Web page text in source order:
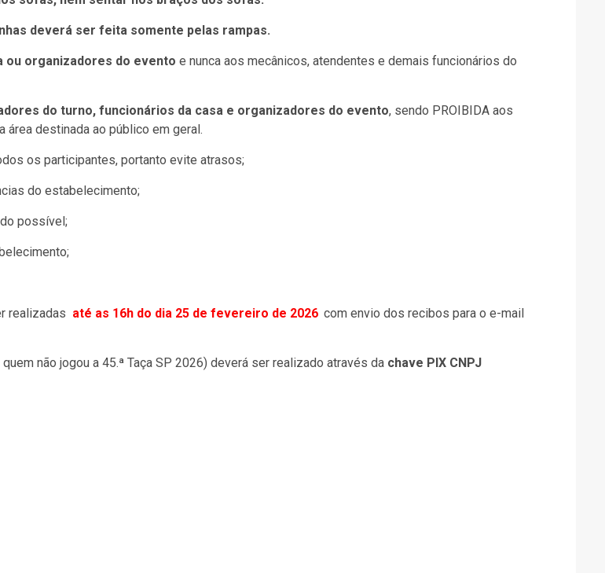
deverá ser feita somente pelas rampas.
ou organizadores do evento e nunca aos mecânicos, atendentes e demais funcionários do
do turno, funcionários da casa e organizadores do evento, sendo PROIBIDA aos
destinada ao público em geral.
os participantes, portanto evite atrasos;
do estabelecimento;
possível;
realizadas até as 16h do dia 25 de fevereiro de 2026 com envio dos recibos para o e-mail
não jogou a 45.ª Taça SP 2026) deverá ser realizado através da chave PIX CNPJ